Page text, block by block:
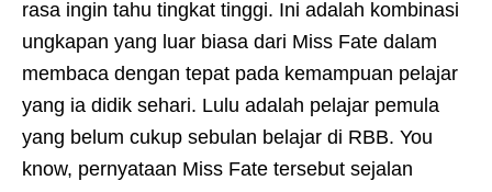
rasa ingin tahu tingkat tinggi. Ini adalah kombinasi
ungkapan yang luar biasa dari Miss Fate dalam
membaca dengan tepat pada kemampuan pelajar
yang ia didik sehari. Lulu adalah pelajar pemula
yang belum cukup sebulan belajar di RBB. You
know, pernyataan Miss Fate tersebut sejalan